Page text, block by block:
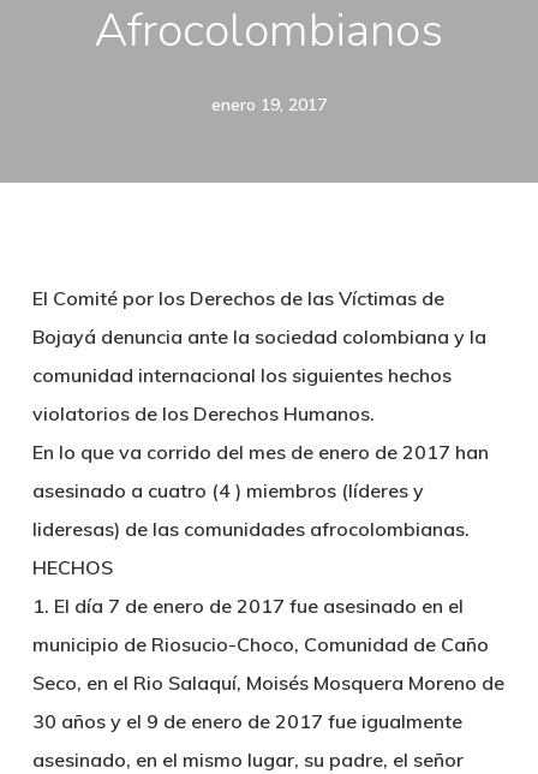
Afrocolombianos
enero 19, 2017
El Comité por los Derechos de las Víctimas de
Bojayá denuncia ante la sociedad colombiana y la
comunidad internacional los siguientes hechos
violatorios de los Derechos Humanos.
En lo que va corrido del mes de enero de 2017 han
asesinado a cuatro (4 ) miembros (líderes y
lideresas) de las comunidades afrocolombianas.
HECHOS
1. El día 7 de enero de 2017 fue asesinado en el
municipio de Riosucio-Choco, Comunidad de Caño
Seco, en el Rio Salaquí, Moisés Mosquera Moreno de
30 años y el 9 de enero de 2017 fue igualmente
asesinado, en el mismo lugar, su padre, el señor